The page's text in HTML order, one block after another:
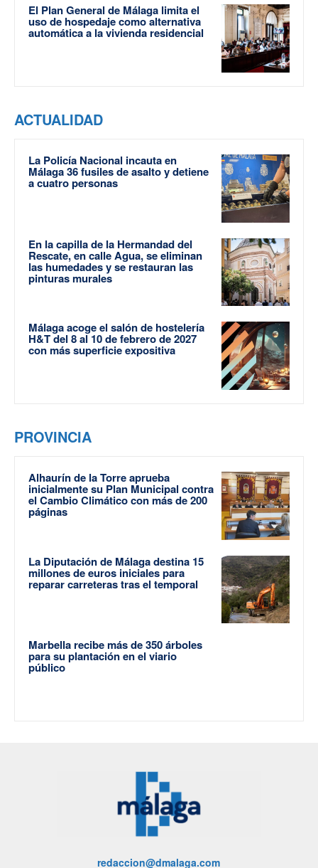
El Plan General de Málaga limita el
uso de hospedaje como alternativa
automática a la vivienda residencial
ACTUALIDAD
La Policía Nacional incauta en
Málaga 36 fusiles de asalto y detiene
a cuatro personas
En la capilla de la Hermandad del
Rescate, en calle Agua, se eliminan
las humedades y se restauran las
pinturas murales
Málaga acoge el salón de hostelería
H&T del 8 al 10 de febrero de 2027
con más superficie expositiva
PROVINCIA
Alhaurín de la Torre aprueba
inicialmente su Plan Municipal contra
el Cambio Climático con más de 200
páginas
La Diputación de Málaga destina 15
millones de euros iniciales para
reparar carreteras tras el temporal
Marbella recibe más de 350 árboles
para su plantación en el viario
público
redaccion@dmalaga.com